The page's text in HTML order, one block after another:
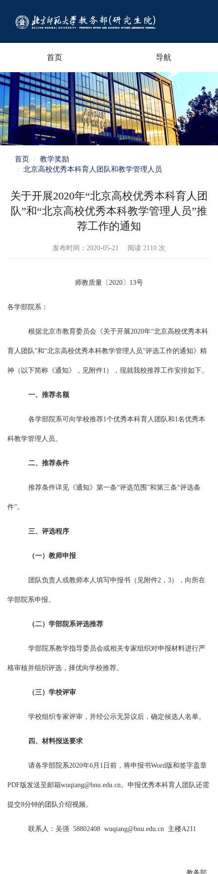
首页 导航
首页
教学奖励
北京高校优秀本科育人团队和教学管理人员
关于开展2020年“北京高校优秀本科育人团
队”和“北京高校优秀本科教学管理人员”推
荐工作的通知
发布时间：2020-05-21 阅读 2110 次
师教质量〔2020〕13号
各学部院系：
根据北京市教育委员会《关于开展2020年“北京高校优秀本科
育人团队”和“北京高校优秀本科教学管理人员”评选工作的通知》精
神（以下简称《通知》，见附件1），现就我校推荐工作安排如下。
一、推荐名额
各学部院系可向学校推荐1个优秀本科育人团队和1名优秀本
科教学管理人员。
二、推荐条件
推荐条件详见《通知》第一条“评选范围”和第三条“评选条
件”。
三、评选程序
（一）教师申报
团队负责人或教师本人填写申报书（见附件2，3），向所在
学部院系申报。
（二）学部院系评选推荐
学部院系教学指导委员会或相关专家组织对申报材料进行严
格审核并组织评选，择优向学校推荐。
（三）学校评审
学校组织专家评审，并经公示无异议后，确定候选人名单。
四、材料报送要求
请各学部院系2020年6月1日前，将申报书Word版和签字盖章
PDF版发送至邮箱wuqiang@bnu.edu.cn。申报优秀本科育人团队还需
提交8分钟的团队介绍视频。
联系人：吴强 58802408 wuqiang@bnu.edu.cn主楼A211